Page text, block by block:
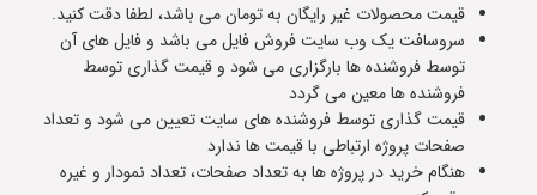
قیمت محصولات غیر رایگان به تومان می باشد، لطفا دقت کنید.
سروسافت یک وب سایت فروش فایل می باشد و فایل های آن
توسط فروشنده ها بارگزاری می شود و قیمت گذاری توسط
فروشنده ها معین می گردد
قیمت گذاری توسط فروشنده های سایت تعیین می شود و تعداد
صفحات پروژه ارتباطی با قیمت ها ندارد
هنگام خرید در پروژه ها به تعداد صفحات، تعداد نمودار و غیره